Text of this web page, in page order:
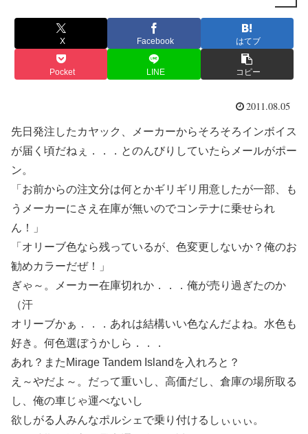
X Facebook はてブ
Pocket LINE コピー
2011.08.05
先日発注したカヤック、メーカーからそろそろインボイス
が届く頃だねぇ．．．とのんびりしていたらメールがポー
ン。
「お前からの注文分は何とかギリギリ用意したが一部、も
うメーカーにさえ在庫が無いのでコンテナに乗せられ
ん！」
「オリーブ色なら残っているが、色変更しないか？俺のお
勧めカラーだぜ！」
ぎゃ～。メーカー在庫切れか．．．俺が売り過ぎたのか
（汗
オリーブかぁ．．．あれは結構いい色なんだよね。水色も
好き。何色選ぼうかしら．．．
あれ？またMirage Tandem Islandを入れろと？
え～やだよ～。だって重いし、高価だし、倉庫の場所取る
し、俺の車じゃ運べないし
欲しがる人みんなポルシェで乗り付けるしぃぃぃ。